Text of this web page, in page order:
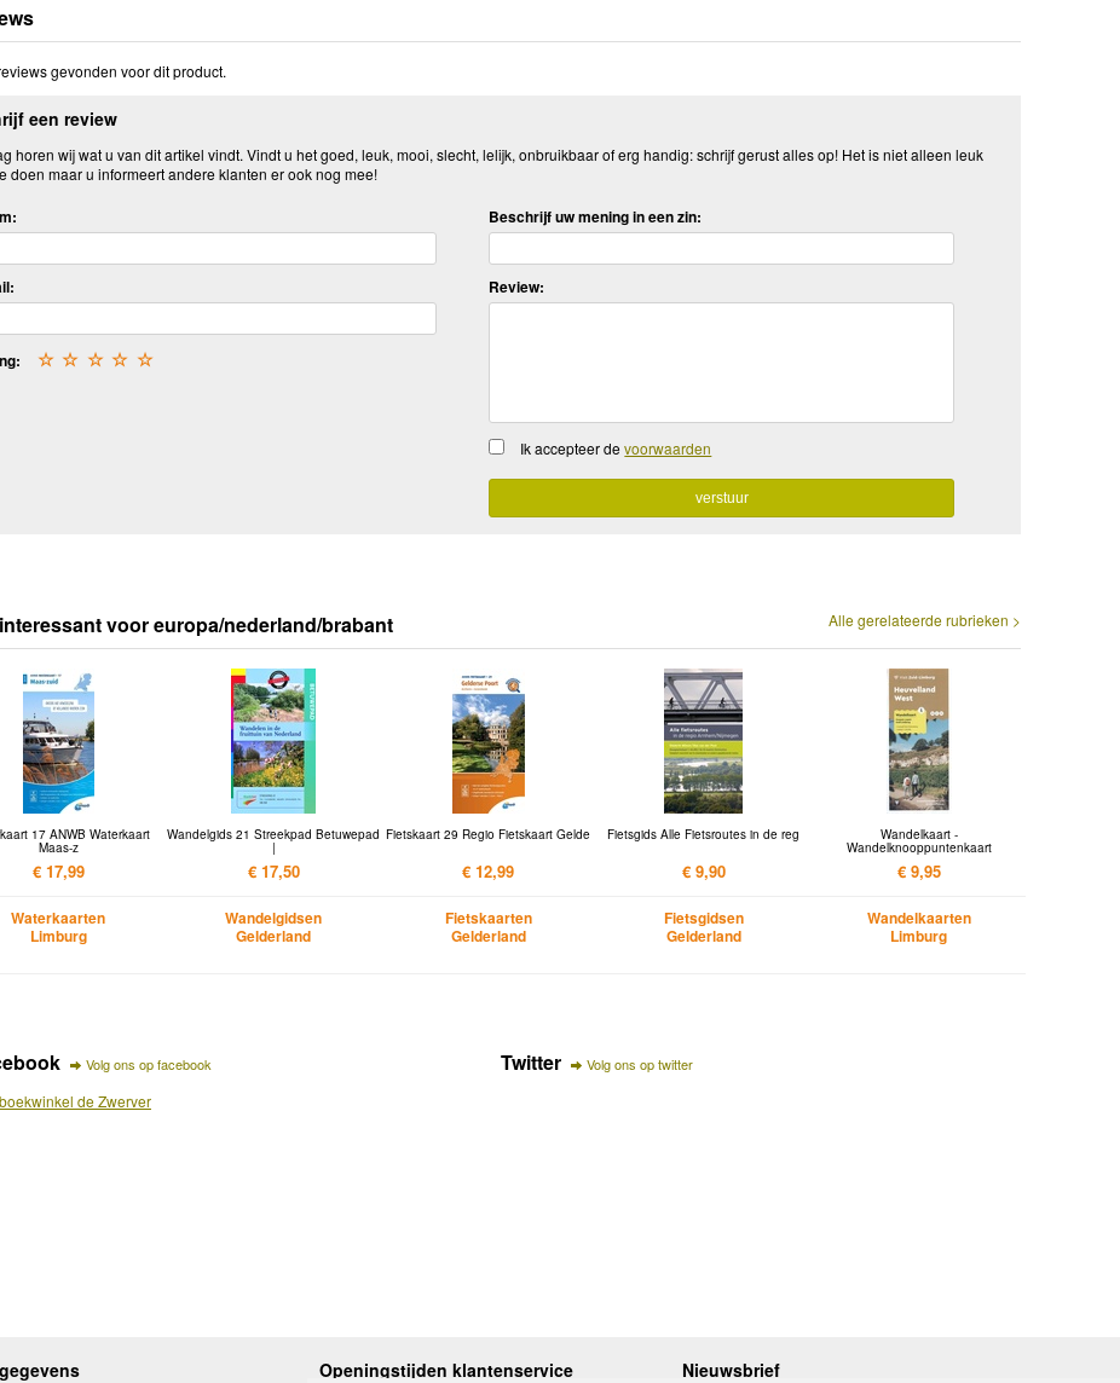
gevonden voor dit product.
een review
horen wij wat u van dit artikel vindt. Vindt u het goed, leuk, mooi, slecht, lelijk, onbruikbaar of erg handig: schrijf gerust alles op! Het is niet alleen leuk
doen maar u informeert andere klanten er ook nog mee!
☆
☆
☆
☆
☆
Beschrijf uw mening in een zin:
Review:
Ik accepteer devoorwaarden
Alle gerelateerde rubrieken >
voor europa/nederland/brabant
17 ANWB Waterkaart
Maas-z
€ 17,99
Waterkaarten
Limburg
Wandelgids 21 Streekpad Betuwepad
|
€ 17,50
Wandelgidsen
Gelderland
Fietskaart 29 Regio Fietskaart Gelde
€ 12,99
Fietskaarten
Gelderland
Fietsgids Alle Fietsroutes in de reg
€ 9,90
Fietsgidsen
Gelderland
Wandelkaart -
Wandelknooppuntenkaart
€ 9,95
Wandelkaarten
Limburg
Volg ons op facebook
de Zwerver
Twitter Volg ons op twitter
Openingstijden klantenservice Nieuwsbrief